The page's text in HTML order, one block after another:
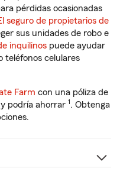
pérdidas ocasionadas
seguro de propietarios de
sus unidades de robo e
inquilinos puede ayudar
teléfonos celulares
Farm con una póliza de
podría ahorrar 1. Obtenga